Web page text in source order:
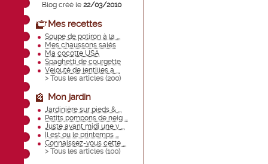
Blog créé le 22/03/2010
Mes recettes
Soupe de potiron à la ...
Mes chaussons salés
Ma cocotte USA
Spaghetti de courgette
Velouté de lentilles a ...
> Tous les articles (200)
Mon jardin
Jardinière sur pieds & ...
Petits pompons de neig ...
Juste avant midi une v ...
Il est ou le printemps ...
Connaissez-vous cette ...
> Tous les articles (100)